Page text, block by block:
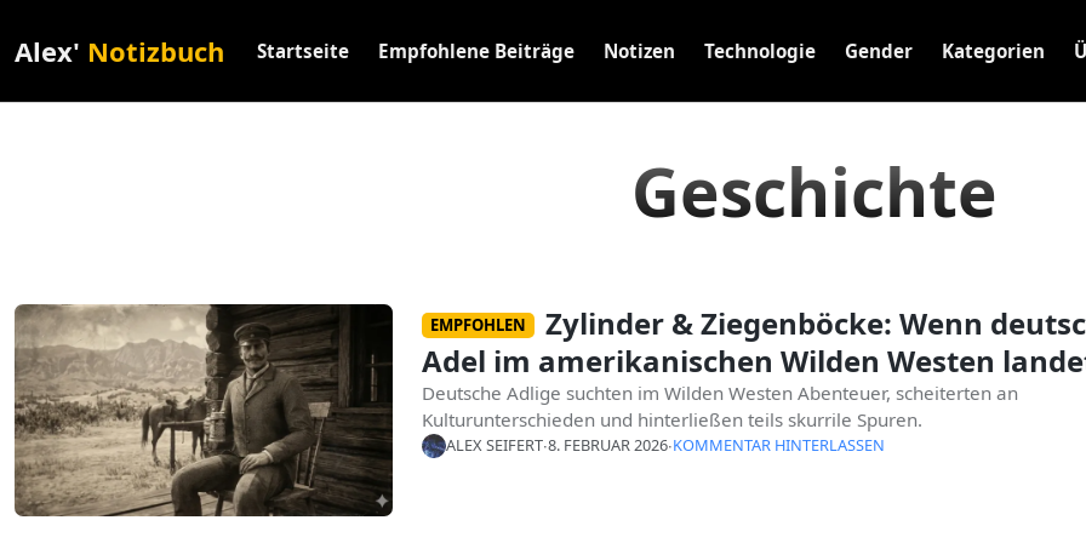
Alex' Notizbuch Startseite Empfohlene Beiträge Notizen Technologie Gender Kategorien
Geschichte
EMPFOHLEN
Zylinder & Ziegenböcke: Wenn
Adel im amerikanischen Wilden Westen
Deutsche Adlige suchten im Wilden Westen Abenteuer, scheiterten an
Kulturunterschieden und hinterließen teils skurrile Spuren.
ALEX SEIFERT∙8. FEBRUAR 2026∙KOMMENTAR HINTERLASSEN